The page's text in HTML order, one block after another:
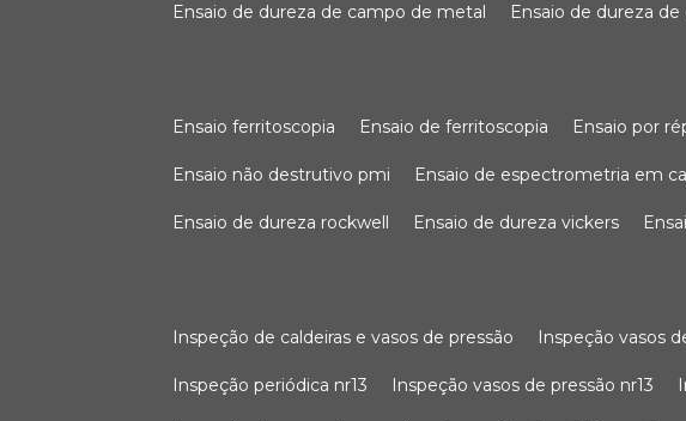
ensaio de dureza de campo de metal ensaio de dureza
ensaio ferritoscopia ensaio de ferritoscopia ensaio por
ensaio não destrutivo pmi ensaio de espectrometria em
ensaio de dureza rockwell ensaio de dureza vickers
inspeção de caldeiras e vasos de pressão inspeção vasos
inspeção periódica nr13 inspeção vasos de pressão nr13